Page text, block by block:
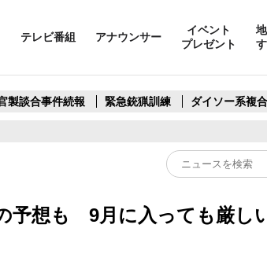
テレビ番組 アナウンサー
イベント
プレゼント
製談合事件続報 緊急銃猟訓練 ダイソー系複
予想も 9月に入っても厳し